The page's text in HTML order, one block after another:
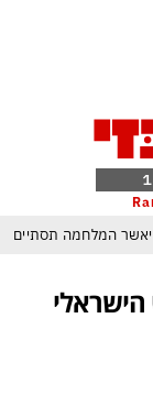
המלחמה תסתיים
שלא מזיזים לטהרן
של המשטר האיראני